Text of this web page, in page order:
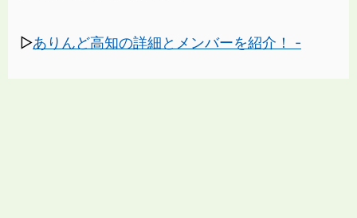
▷ありんど高知の詳細とメンバーを紹介！ -